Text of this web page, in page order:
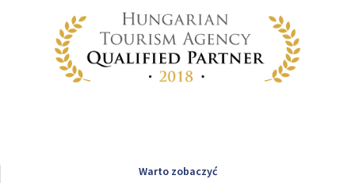
Warto zobaczyć